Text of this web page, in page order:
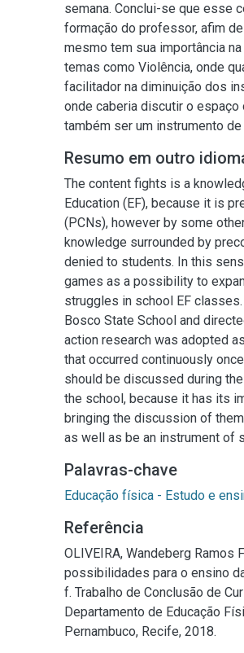
semana. Conclui-se que esse
formação do professor, afim
mesmo tem sua importância
temas como Violência, onde
facilitador na diminuição dos
onde caberia discutir o espaço
também ser um instrumento
Resumo em outro
The content fights is a
Education (EF), because it is
(PCNs), however by some
knowledge surrounded by
denied to students. In this
games as a possibility to
struggles in school EF
Bosco State School and
action research was adopted
that occurred continuously
should be discussed during
the school, because it has its
bringing the discussion of
as well as be an instrument of
Palavras-chave
Educação física - Estudo e
Referência
OLIVEIRA, Wandeberg Ramos
possibilidades para o ensino
f. Trabalho de Conclusão de
Departamento de Educação
Pernambuco, Recife, 2018.